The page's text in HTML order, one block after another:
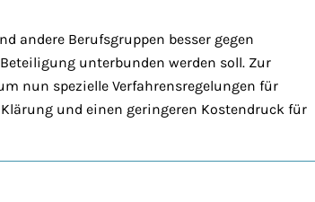
andere Berufsgruppen besser gegen
unterbunden werden soll. Zur
nun spezielle Verfahrensregelungen für
und einen geringeren Kostendruck für